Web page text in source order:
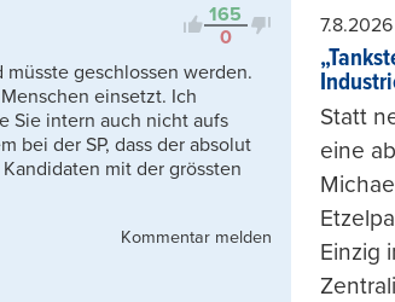
165
0
geschlossen werden.
einsetzt. Ich
Sie intern auch nicht aufs
bei der SP, dass der absolut
mit der grössten
Kommentar melden
7.8.2026
Statt
eine
Einzig